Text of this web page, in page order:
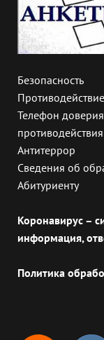
Безопасность
Телефон
Антитеррор
Сведения об
Абитуриенту
Коронавирус –
информация,
Политика